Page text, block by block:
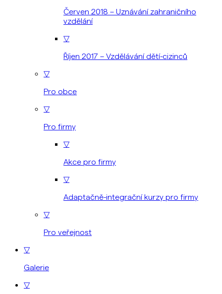
Červen 2018 – Uznávání zahraničního
vzdělání
▽
Říjen 2017 – Vzdělávání dětí-cizinců
▽
Pro obce
▽
Pro firmy
▽
Akce pro firmy
▽
Adaptačně-integrační kurzy pro firmy
▽
Pro veřejnost
▽
Galerie
▽